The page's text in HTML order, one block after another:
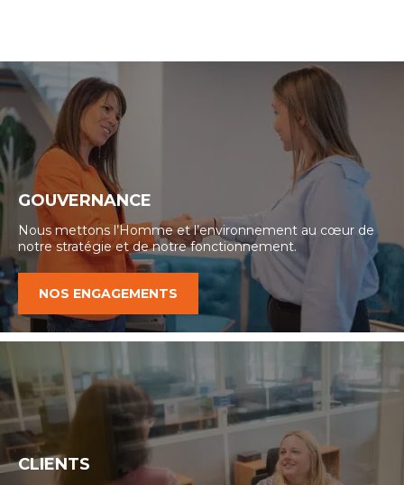
GOUVERNANCE
Nous mettons l’Homme et l’environnement au cœur de
notre stratégie et de notre fonctionnement.
NOS ENGAGEMENTS
CLIENTS